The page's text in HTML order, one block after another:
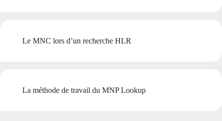
Le MNC lors d’un recherche HLR
La méthode de travail du MNP Lookup